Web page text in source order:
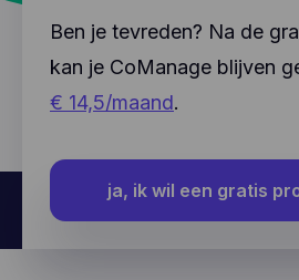
Ben je tevreden? Na de
kan je CoManage blijven
€ 14,5/maand.
ja, ik wil een gratis